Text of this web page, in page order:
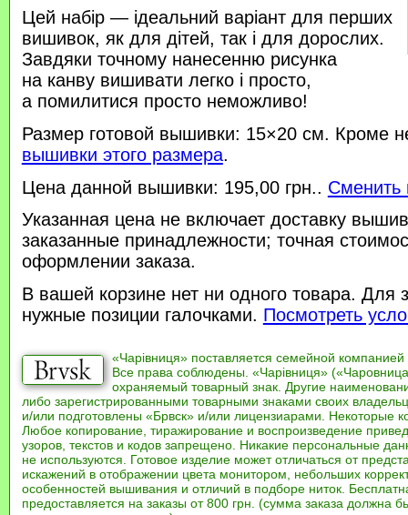
Цей набір — ідеальний варіант для перших
вишивок, як для дітей, так і для дорослих.
Завдяки точному нанесенню рисунка
на канву вишивати легко і просто,
а помилитися просто неможливо!
Размер готовой вышивки: 15×20 см. Кроме
вышивки этого размера.
Цена данной вышивки: 195,00 грн.. Сменить
Указанная цена не включает доставку
заказанные принадлежности; точная
оформлении заказа.
В вашей корзине нет ни одного товара. Для
нужные позиции галочками. Посмотреть
«Чарівниця» поставляется семейной компанией
Все права соблюдены. «Чарівниця»
охраняемый товарный знак. Другие
либо зарегистрированными товарными знаками своих
и/или подготовлены «Брвск» и/или лицензиарами. Некоторые
Любое копирование, тиражирование и воспроизведение
узоров, текстов и кодов запрещено. Никакие персональные
не используются. Готовое изделие может отличаться от
искажений в отображении цвета монитором, небольших
особенностей вышивания и отличий в подборе ниток.
предоставляется на заказы от 800 грн. (сумма заказа должна